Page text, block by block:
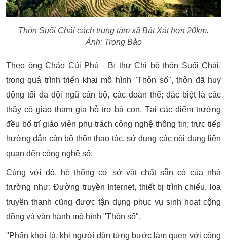
Thôn Suối Chải cách trung tâm xã Bát Xát hơn 20km.
Ảnh: Trọng Bảo
Theo ông Chảo Củi Phú - Bí thư Chi bộ thôn Suối Chải,
trong quá trình triển khai mô hình "Thôn số", thôn đã huy
động tối đa đội ngũ cán bộ, các đoàn thể; đặc biệt là các
thầy cô giáo tham gia hỗ trợ bà con. Tại các điểm trường
đều bố trí giáo viên phụ trách công nghệ thông tin; trực tiếp
hướng dẫn cán bộ thôn thao tác, sử dụng các nội dung liên
quan đến công nghệ số.
Cùng với đó, hệ thống cơ sở vật chất sẵn có của nhà
trường như: Đường truyền Internet, thiết bị trình chiếu, loa
truyền thanh cũng được tận dụng phục vụ sinh hoạt cộng
đồng và vận hành mô hình "Thôn số".
"Phấn khởi là, khi người dân từng bước làm quen với công